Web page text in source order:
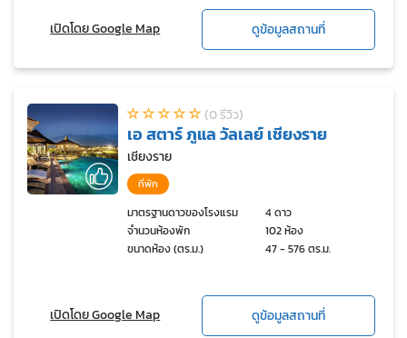
เปิดโดย Google Map ดูข้อมูลสถานที่
(0 รีวิว)
เอ สตาร์ ภูแล วัลเลย์ เชียงราย
เชียงราย
ที่พัก
มาตรฐานดาวของโรงแรม
4 ดาว
จำนวนห้องพัก
102 ห้อง
ขนาดห้อง (ตร.ม.)
47 - 576 ตร.ม.
เปิดโดย Google Map ดูข้อมูลสถานที่